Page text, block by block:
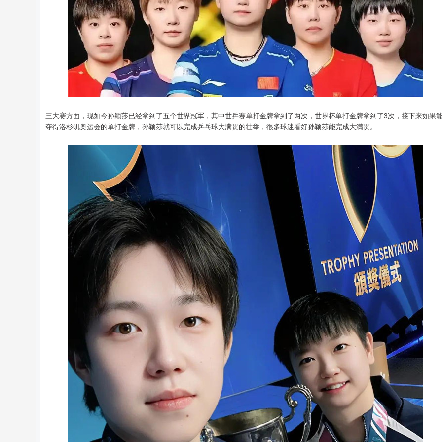
三大赛方面，现如今孙颖莎已经拿到了五个世界冠军，其中世乒赛单打金牌拿到了两次，世界杯单打金牌拿到了3次，接下来如果
夺得洛杉矶奥运会的单打金牌，孙颖莎就可以完成乒乓球大满贯的壮举，很多球迷看好孙颖莎能完成大满贯。